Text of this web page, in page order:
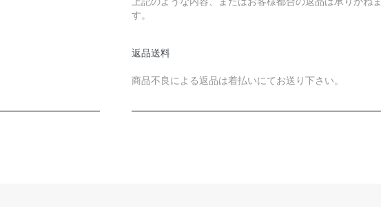
す。
返品送料
商品不良による返品は着払いにてお送り下さい。